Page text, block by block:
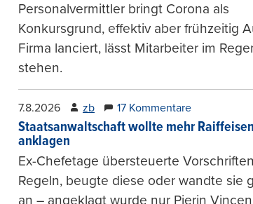
Personalvermittler bringt Corona als
Konkursgrund, effektiv aber frühzeitig
Firma lanciert, lässt Mitarbeiter im
stehen.
7.8.2026 zb 17 Kommentare
Staatsanwaltschaft wollte mehr
anklagen
Ex-Chefetage übersteuerte
Regeln, beugte diese oder wandte sie
an – angeklagt wurde nur Pierin